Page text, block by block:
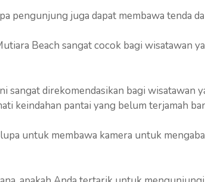
pengunjung juga dapat membawa tenda
Beach sangat cocok bagi wisatawan
sangat direkomendasikan bagi wisatawan
keindahan pantai yang belum terjamah
untuk membawa kamera untuk